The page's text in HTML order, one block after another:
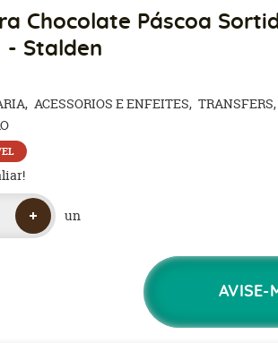
Chocolate Páscoa
- Stalden
ACESSORIOS E ENFEITES TRANSFERS
un
AVISE-